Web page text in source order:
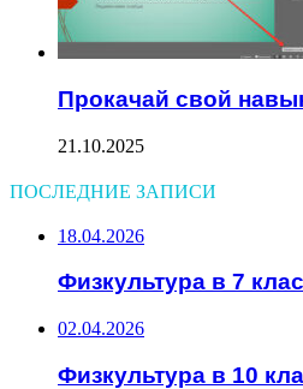
Прокачай свой
21.10.2025
ПОСЛЕДНИЕ ЗАПИСИ
18.04.2026
Физкультура в 7
02.04.2026
Физкультура в 10